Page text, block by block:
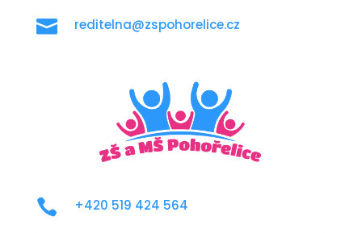
 reditelna@zspohorelice.cz
 +420 519 424 564